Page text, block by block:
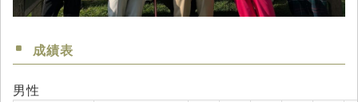
成績表
男性